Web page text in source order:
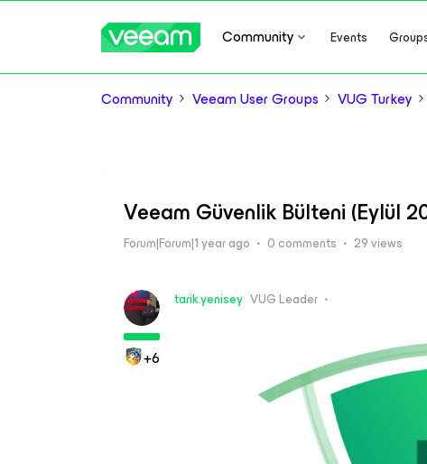
Community Events
Community Veeam User Groups VUG Turkey
Veeam Güvenlik Bülteni (Eylül
Forum|Forum|1 year ago 0 comments 29 views
+6
tarik.yenisey VUG Leader